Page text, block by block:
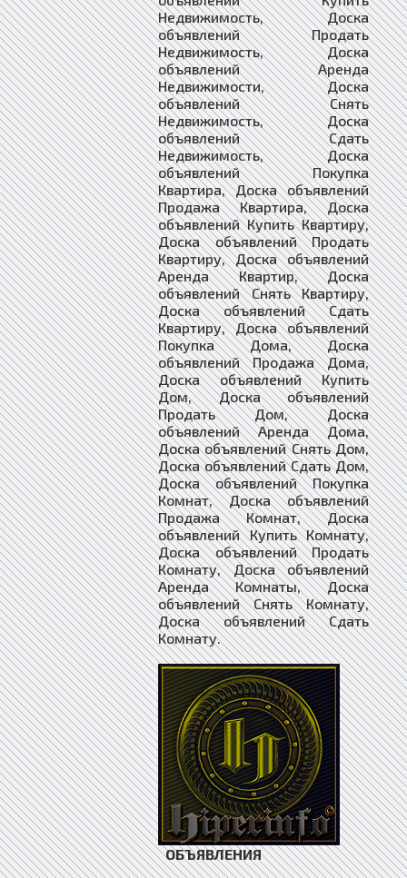
Недвижимость, Доска
объявлений Продать
Недвижимость, Доска
объявлений Аренда
Недвижимости, Доска
объявлений Снять
Недвижимость, Доска
объявлений Сдать
Недвижимость, Доска
объявлений Покупка
Квартира, Доска объявлений
Продажа Квартира, Доска
объявлений Купить Квартиру,
Доска объявлений Продать
Квартиру, Доска объявлений
Аренда Квартир, Доска
объявлений Снять Квартиру,
Доска объявлений Сдать
Квартиру, Доска объявлений
Покупка Дома, Доска
объявлений Продажа Дома,
Доска объявлений Купить
Дом, Доска объявлений
Продать Дом, Доска
объявлений Аренда Дома,
Доска объявлений Снять Дом,
Доска объявлений Сдать Дом,
Доска объявлений Покупка
Комнат, Доска объявлений
Продажа Комнат, Доска
объявлений Купить Комнату,
Доска объявлений Продать
Комнату, Доска объявлений
Аренда Комнаты, Доска
объявлений Снять Комнату,
Доска объявлений Сдать
Комнату.
ОБЪЯВЛЕНИЯ